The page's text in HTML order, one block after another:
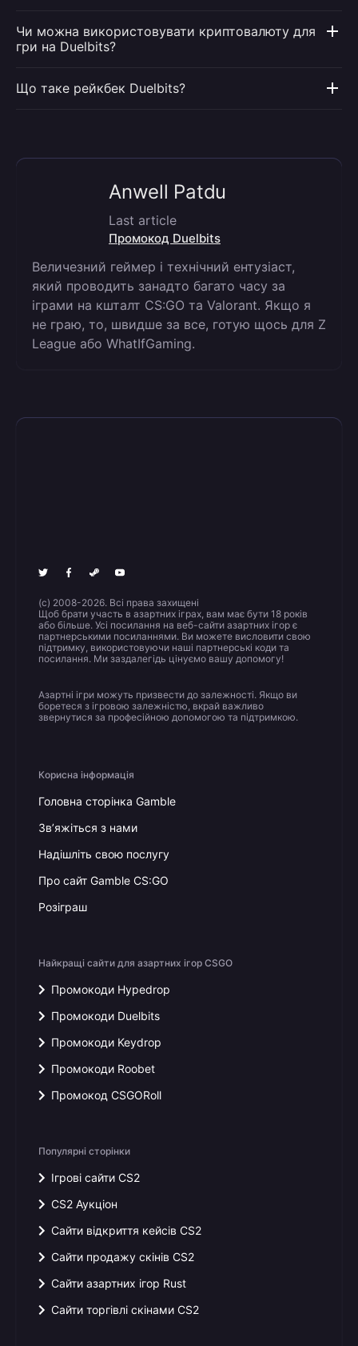
Чи можна використовувати криптовалюту для
гри на Duelbits?
Що таке рейкбек Duelbits?
Anwell Patdu
Last article
Промокод Duelbits
Величезний геймер і технічний ентузіаст,
який проводить занадто багато часу за
іграми на кшталт CS:GO та Valorant. Якщо я
не граю, то, швидше за все, готую щось для Z
League або WhatIfGaming.
(c) 2008-2026. Всі права захищені
Щоб брати участь в азартних іграх, вам має бути 18 років
або більше. Усі посилання на веб-сайти азартних ігор є
партнерськими посиланнями. Ви можете висловити свою
підтримку, використовуючи наші партнерські коди та
посилання. Ми заздалегідь цінуємо вашу допомогу!
Азартні ігри можуть призвести до залежності. Якщо ви
боретеся з ігровою залежністю, вкрай важливо
звернутися за професійною допомогою та підтримкою.
Найкращі сайти для азартних ігор CSGO
Промокоди Hypedrop
Промокоди Duelbits
Промокоди Keydrop
Промокоди Roobet
Промокод CSGORoll
Популярні сторінки
Ігрові сайти CS2
CS2 Аукціон
Сайти відкриття кейсів CS2
Сайти продажу скінів CS2
Сайти азартних ігор Rust
Сайти торгівлі скінами CS2
Корисна інформація
Головна сторінка Gamble
Зв’яжіться з нами
Надішліть свою послугу
Про сайт Gamble CS:GO
Розіграш